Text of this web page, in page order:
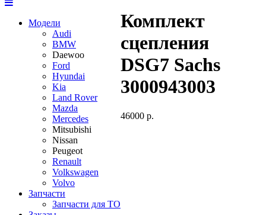
Модели
Audi
BMW
Daewoo
Ford
Hyundai
Kia
Land Rover
Mazda
Mercedes
Mitsubishi
Nissan
Peugeot
Renault
Volkswagen
Volvo
Запчасти
Запчасти для ТО
Комплект
сцепления
DSG7 Sachs
3000943003
46000 р.